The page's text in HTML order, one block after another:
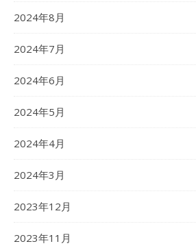
2024年8月
2024年7月
2024年6月
2024年5月
2024年4月
2024年3月
2023年12月
2023年11月